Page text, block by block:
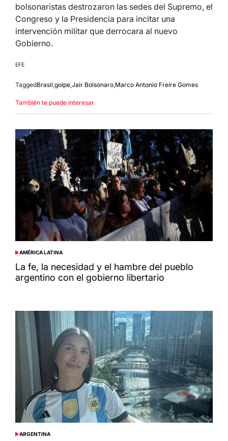
bolsonaristas destrozaron las sedes del Supremo, el
Congreso y la Presidencia para incitar una
intervención militar que derrocara al nuevo
Gobierno.
EFE
TaggedBrasil,golpe,Jair Bolsonaro,Marco Antonio Freire Gomes
También te puede interesar
POSTED
IN
AMÉRICA LATINA
La fe, la necesidad y el hambre del pueblo
argentino con el gobierno libertario
POSTED
ARGENTINA